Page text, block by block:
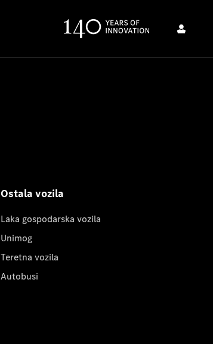
Ostala vozila
Laka gospodarska vozila
Unimog
Teretna vozila
Autobusi